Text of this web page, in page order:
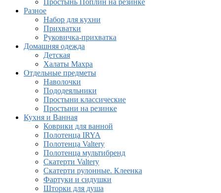
Простынь Поплин на резинке
Разное
Набор для кухни
Прихватки
Руковичка-прихватка
Домашняя одежда
Детская
Халаты Махра
Отдельные предметы
Наволочки
Пододеяльники
Простыни классические
Простыни на резинке
Кухня и Ванная
Коврики для ванной
Полотенца IRYA
Полотенца Valtery
Полотенца мультибренд
Скатерти Valtery
Скатерти рулонные. Клеенка
Фартуки и сидушки
Шторки для душа